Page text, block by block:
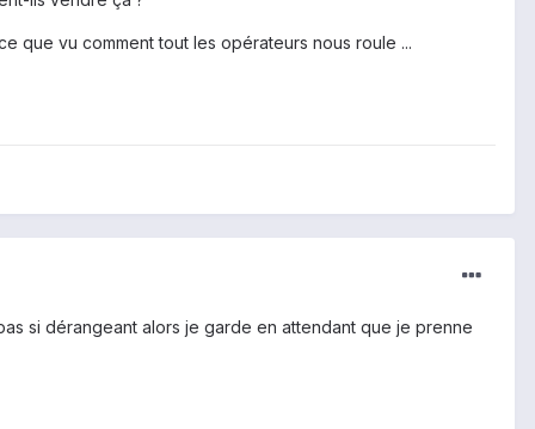
que vu comment tout les opérateurs nous roule ...
si dérangeant alors je garde en attendant que je prenne